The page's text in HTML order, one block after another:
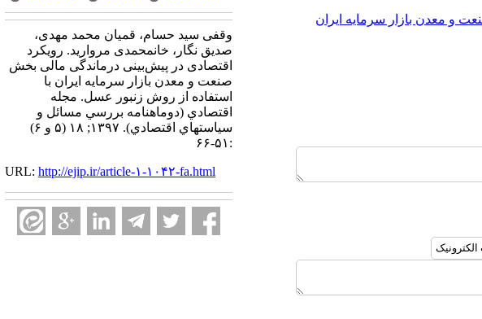
و معدن بازار سرمایه ایران
وقفی سید حسام، قمیان محمد مهدی،
صدیق نگار، خانمحمدی مروارید. رویکرد
اقتصادی در پیش‌بینی درماندگی مالی بخش
صنعت و معدن بازار سرمایه ایران با
استفاده از روش زنبور عسل. مجله
اقتصادي (دوماهنامه بررسي مسائل و
سياستهاي اقتصادي). ۱۳۹۷; ۱۸ (۵ و ۶)
:۵۱-۶۶
URL: http://ejip.ir/article-۱-۱۰۴۲-fa.html